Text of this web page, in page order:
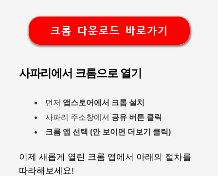
크롬 다운로드 바로가기
사파리에서 크롬으로 열기
먼저 앱스토어에서 크롬 설치
사파리 주소창에서 공유 버튼 클릭
크롬 앱 선택 (안 보이면 더보기 클릭)
이제 새롭게 열린 크롬 앱에서 아래의 절차를
따라해보세요!